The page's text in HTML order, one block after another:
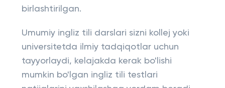
birlashtirilgan.
Umumiy ingliz tili darslari sizni kollej yoki
universitetda ilmiy tadqiqotlar uchun
tayyorlaydi, kelajakda kerak bo'lishi
mumkin bo'lgan ingliz tili testlari